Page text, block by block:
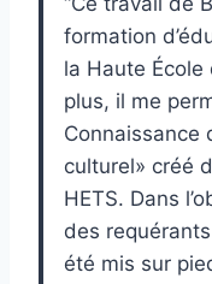
formation
la Haute École
plus, il me
Connaissance
culturel» créé
HETS. Dans
des
été mis sur